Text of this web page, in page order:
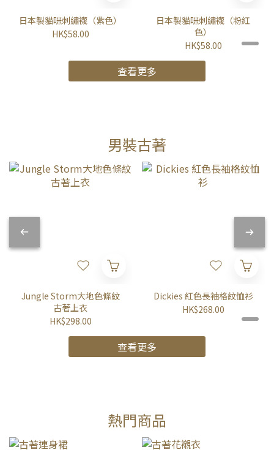
日本製貓咪刺繡襪（紫色）
HK$58.00
日本製貓咪刺繡襪（粉紅
色）
HK$58.00
查看更多
男裝古著
Jungle Storm大地色條紋
古著上衣
HK$298.00
Dickies 紅色長袖格紋恤衫
HK$268.00
查看更多
熱門商品